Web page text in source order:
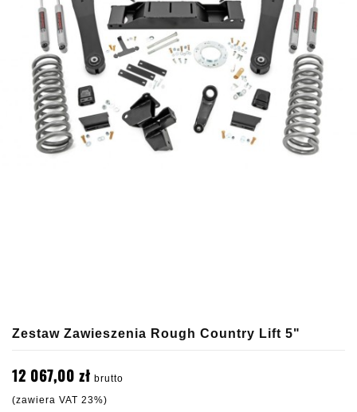
Zestaw Zawieszenia Rough Country Lift 5"
12 067,00 zł brutto
(zawiera VAT 23%)